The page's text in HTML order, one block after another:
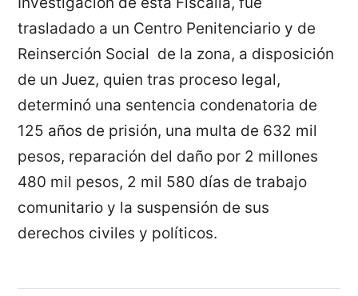
trasladado a un Centro Penitenciario y de
Reinserción Social de la zona, a disposición
de un Juez, quien tras proceso legal,
determinó una sentencia condenatoria de
125 años de prisión, una multa de 632 mil
pesos, reparación del daño por 2 millones
480 mil pesos, 2 mil 580 días de trabajo
comunitario y la suspensión de sus
derechos civiles y políticos.